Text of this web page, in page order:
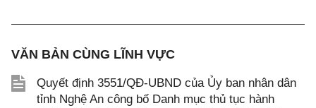
VĂN BẢN CÙNG LĨNH VỰC
Quyết định 3551/QĐ-UBND của Ủy ban nhân dân
tỉnh Nghệ An công bố Danh mục thủ tục hành